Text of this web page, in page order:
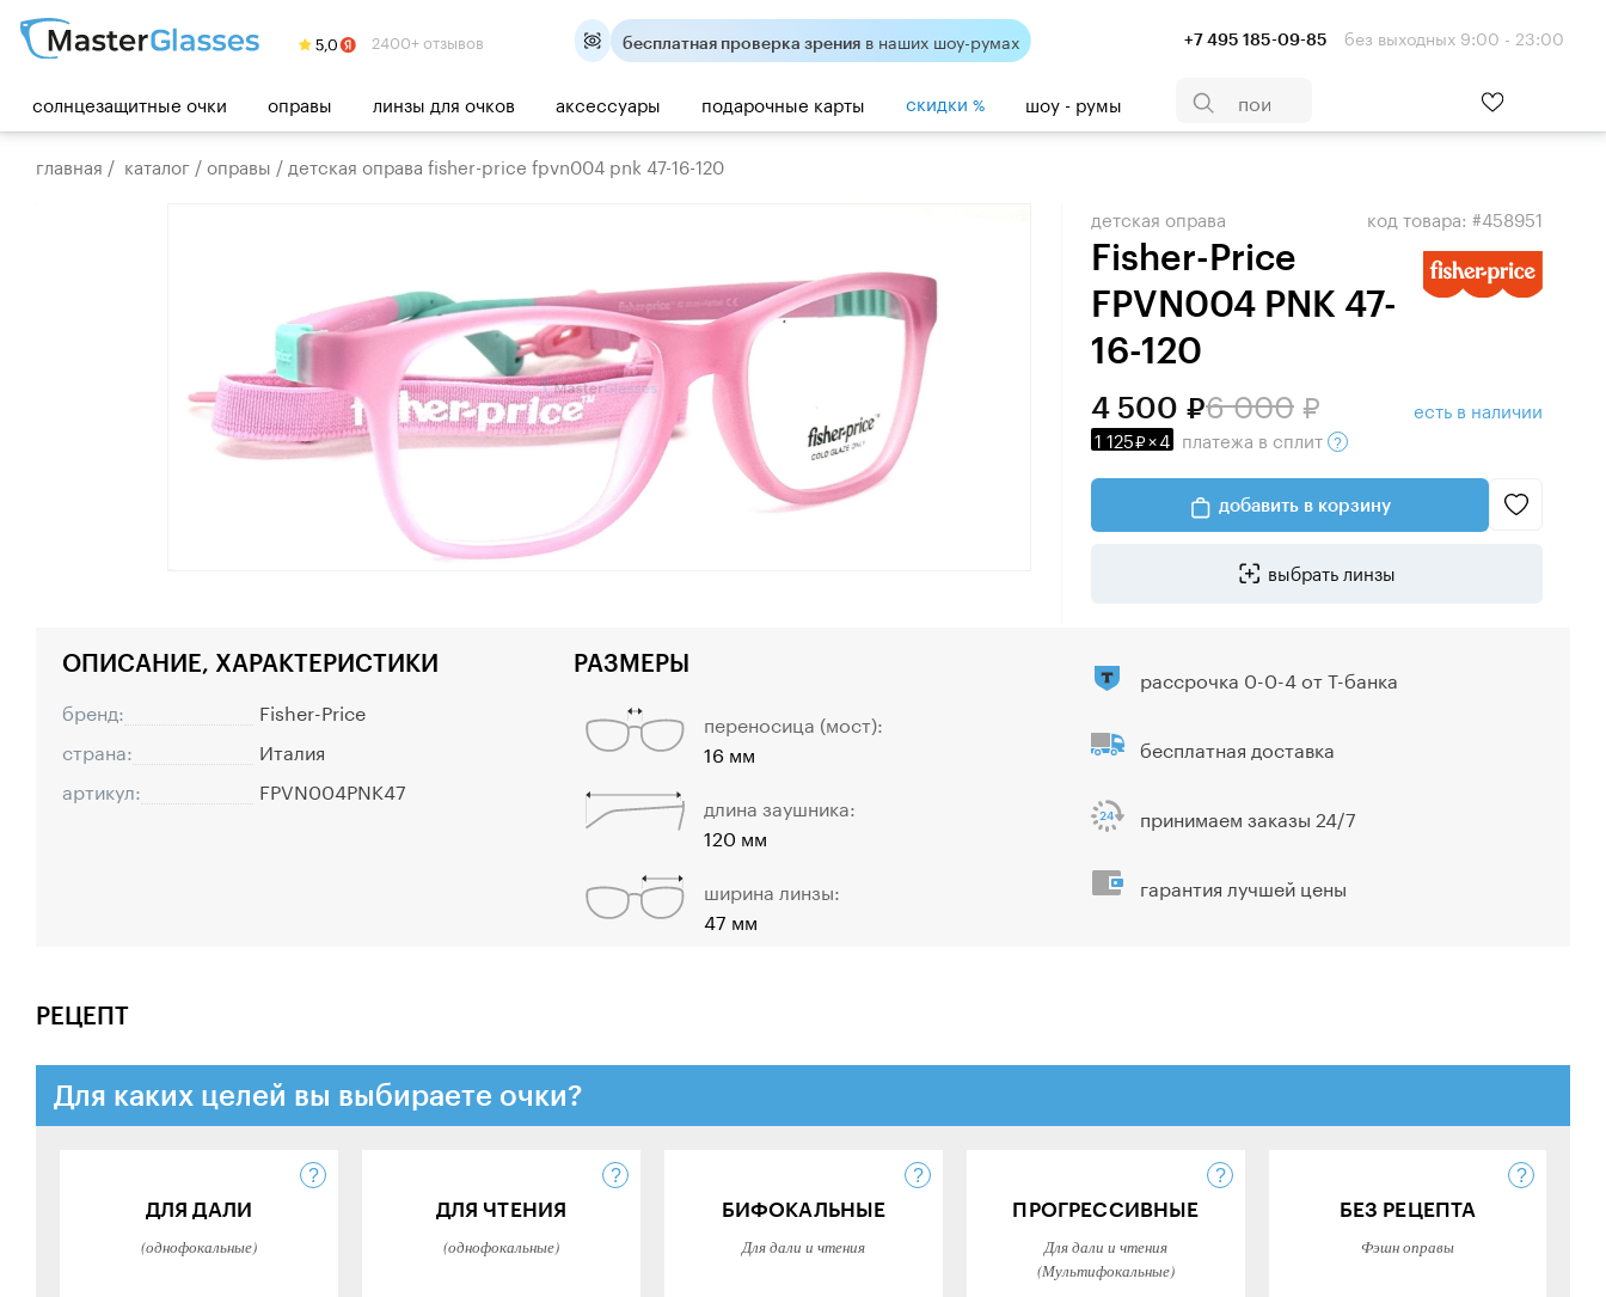
2400+ отзывов +7 495 185-09-85 без выходных 9:00 - 23:00
бесплатная проверка зрения в наших шоу-румах
солнцезащитные очки оправы линзы для очков аксессуары подарочные карты скидки % шоу - румы
главная / каталог /оправы / детская оправа fisher-price fpvn004 pnk 47-16-120
детская оправа
Fisher-Price
FPVN004 PNK 47-
16-120
код товара: #458951
6 000
4 500
1 125 ×4 платежа в сплит
есть в наличии
добавить в корзину
выбрать линзы
ОПИСАНИЕ, ХАРАКТЕРИСТИКИ
бренд:
Fisher-Price
страна:
Италия
артикул:
FPVN004PNK47
РАЗМЕРЫ
переносица (мост):
16 мм
длина заушника:
120 мм
ширина линзы:
47 мм
рассрочка 0-0-4 от Т-банка
бесплатная доставка
принимаем заказы 24/7
гарантия лучшей цены
РЕЦЕПТ
Для каких целей вы выбираете очки?
ДЛЯ ДАЛИ
(однофокальные)
ДЛЯ ЧТЕНИЯ
(однофокальные)
БИФОКАЛЬНЫЕ
Для дали и чтения
ПРОГРЕССИВНЫЕ
Для дали и чтения
(Мультифокальные)
БЕЗ РЕЦЕПТА
Фэшн оправы